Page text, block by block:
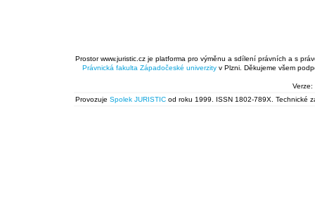
Prostor www.juristic.cz je platforma pro výměnu a sdílení právních a s
Právnická fakulta Západočeské univerzity v Plzni. Děkujeme všem
Verze:
Provozuje Spolek JURISTIC od roku 1999. ISSN 1802-789X. Technické